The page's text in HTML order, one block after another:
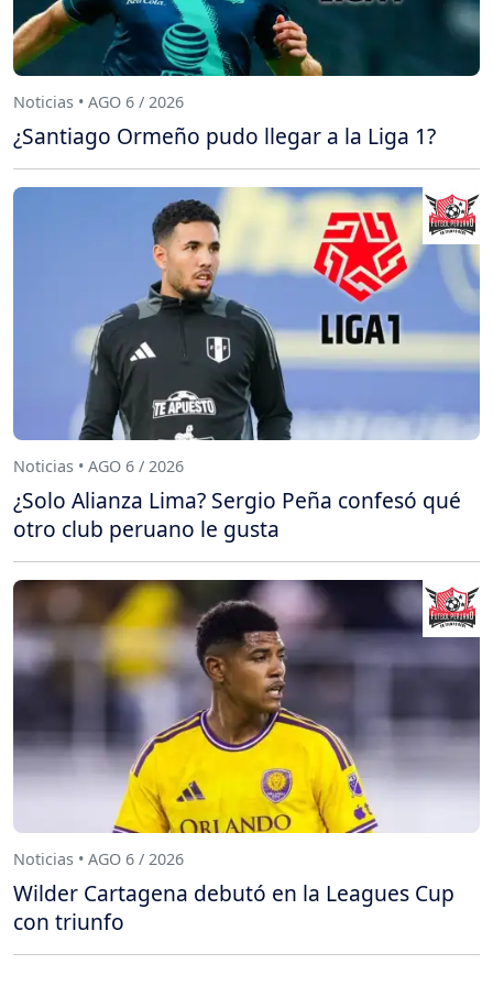
Noticias • AGO 6 / 2026
¿Santiago Ormeño pudo llegar a la Liga 1?
Noticias • AGO 6 / 2026
¿Solo Alianza Lima? Sergio Peña confesó qué
otro club peruano le gusta
Noticias • AGO 6 / 2026
Wilder Cartagena debutó en la Leagues Cup
con triunfo